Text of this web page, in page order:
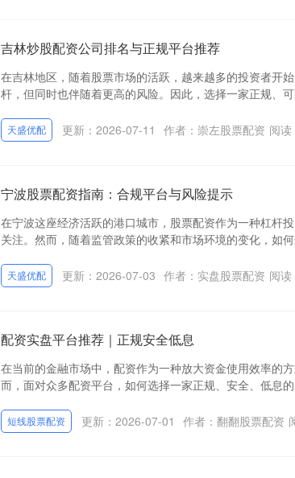
吉林炒股配资公司排名与正规平台推荐
在吉林地区，随着股票市场的活跃，越来越多的投资者开
杆，但同时也伴随着更高的风险。因此，选择一家正规、
天盛优配 更新：2026-07-11 作者：崇左股票配资 阅读
宁波股票配资指南：合规平台与风险提示
在宁波这座经济活跃的港口城市，股票配资作为一种杠杆
关注。然而，随着监管政策的收紧和市场环境的变化，如
天盛优配 更新：2026-07-03 作者：实盘股票配资 阅读
配资实盘平台推荐｜正规安全低息
在当前的金融市场中，配资作为一种放大资金使用效率的
而，面对众多配资平台，如何选择一家正规、安全、低息
短线股票配资 更新：2026-07-01 作者：翻翻股票配资